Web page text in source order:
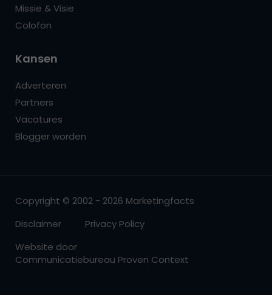
Missie & Visie
Colofon
Kansen
Adverteren
Partners
Vacatures
Blogger worden
Copyright © 2002 - 2026 Marketingfacts
Disclaimer
Privacy Policy
Website door
Communicatiebureau Proven Context